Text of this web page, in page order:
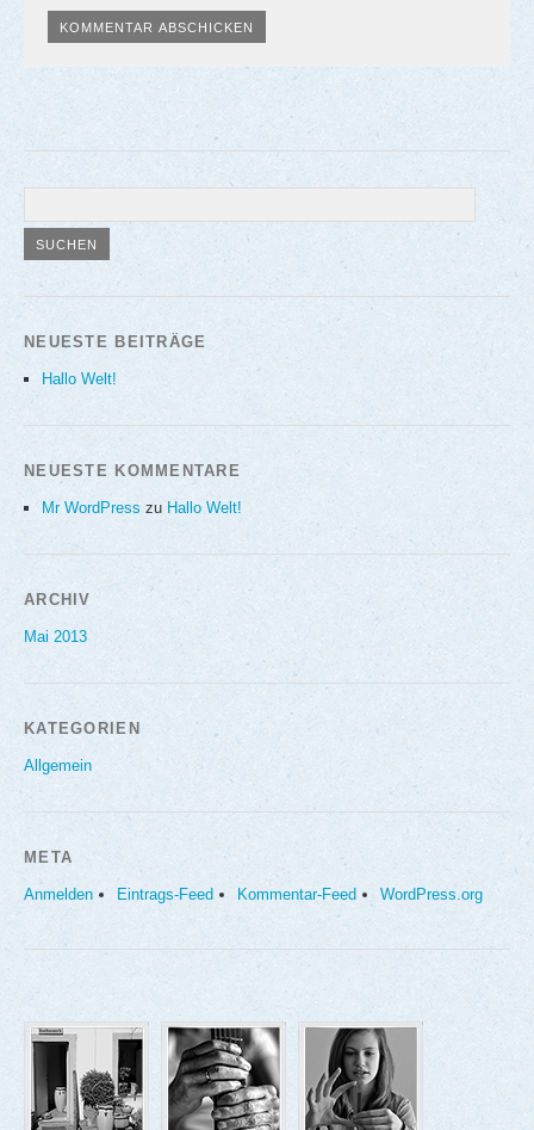
NEUESTE BEITRÄGE
Hallo Welt!
NEUESTE KOMMENTARE
Mr WordPress zu Hallo Welt!
ARCHIV
Mai 2013
KATEGORIEN
Allgemein
META
Anmelden Eintrags-Feed Kommentar-Feed WordPress.org